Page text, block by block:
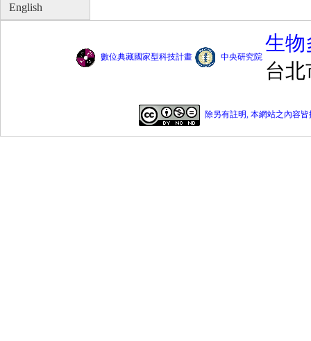
English
數位典藏國家型科技計畫 中央研究院
生物
台北
除另有註明, 本網站之內容